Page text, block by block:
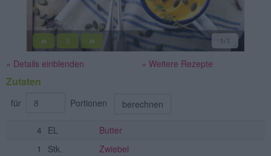
« || » 1 /1
» Details einblenden » Weitere Rezepte
Zutaten
für Portionen berechnen
4 EL
Butter
1
Stk.
Zwiebel